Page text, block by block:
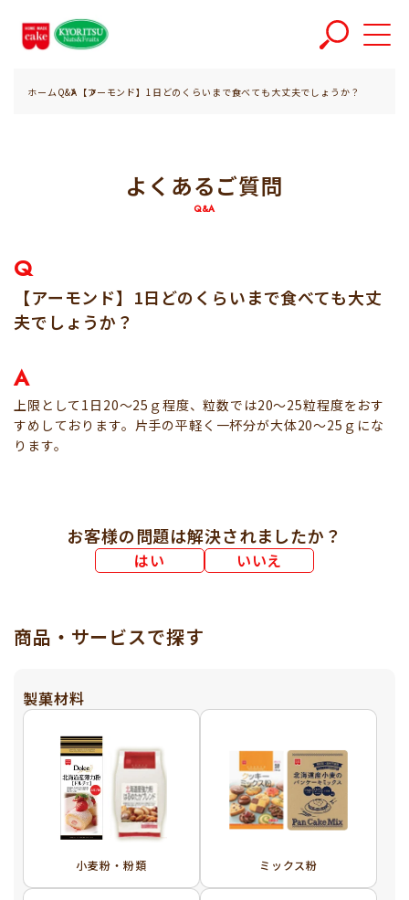
ホーム Q&A 【アーモンド】1日どのくらいまで食べても大丈夫でしょうか？
よくあるご質問
Q&A
Q
【アーモンド】1日どのくらいまで食べても大丈
夫でしょうか？
A
上限として1日20～25ｇ程度、粒数では20～25粒程度をおす
すめしております。片手の平軽く一杯分が大体20～25ｇにな
ります。
お客様の問題は解決されましたか？
はい いいえ
商品・サービスで探す
製菓材料
小麦粉・粉類 ミックス粉